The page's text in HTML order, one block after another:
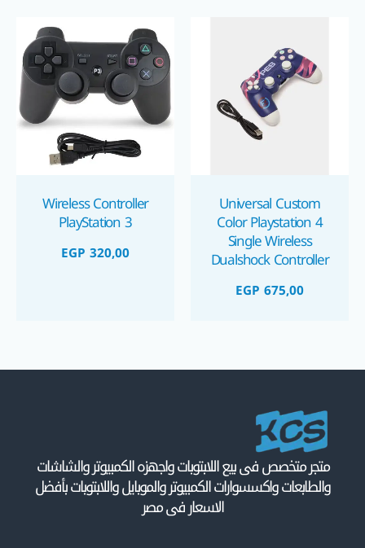
Universal Custom
Color Playstation 4
Single Wireless
Dualshock Controller
وايرلسEGP 675,00
Wireless Controller
PlayStation 3
EGP 320,00
متجر متخصص فى بيع اللابتوبات واجهزه الكمبيوتر والشاشات
والطابعات واكسسوارات الكمبيوتر والموبايل واللابتوبات بأفضل
الاسعار فى مصر